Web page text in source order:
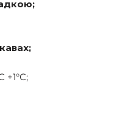
+1°С;